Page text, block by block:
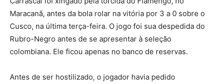
Maracanã, antes da bola rolar na vitória por 3 a 0 sobre o
Cusco, na última terça-feira. O jogo foi sua despedida do
Rubro-Negro antes de se apresentar à seleção
colombiana. Ele ficou apenas no banco de reservas.
Antes de ser hostilizado, o jogador havia pedido